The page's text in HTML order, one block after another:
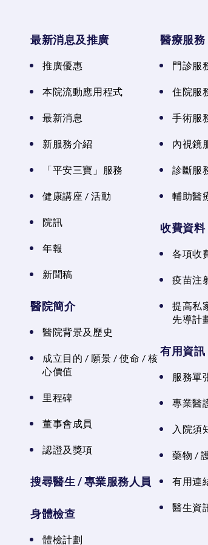
最新消息及推廣
推廣優惠
本院流動應用程式
最新消息
新服務介紹
「平安三寶」服務
健康講座 / 活動
院訊
年報
新聞稿
醫院簡介
醫院背景及歷史
成立目的 / 願景 / 使命 / 核
心價值
里程碑
董事會成員
認證及獎項
搜尋醫生 / 專業服務人員
身體檢查
體檢計劃
醫療服務
門診服
住院服
手術服
內視鏡
診斷服
輔助醫
收費資料
各項收
疫苗注
提高私
先導計
有用資訊
服務單
專業醫
入院須
藥物 /
有用連
醫生資